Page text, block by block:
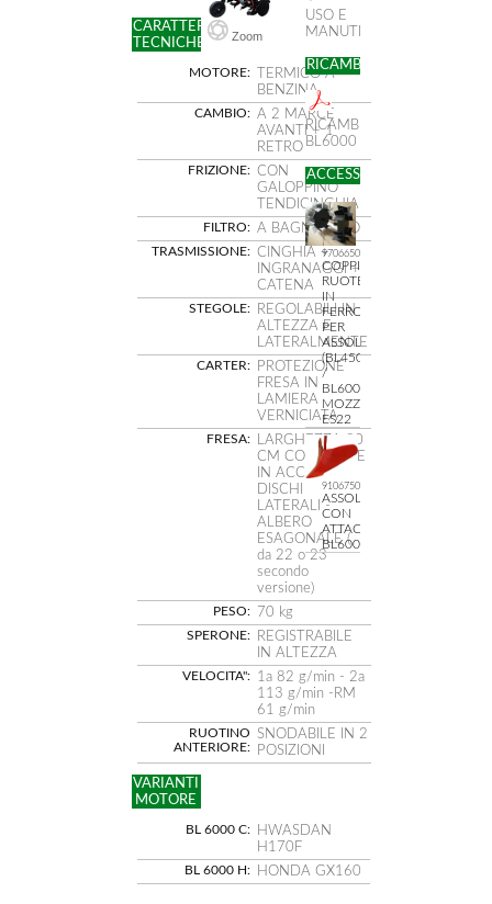
CARATTERISTICHE
TECNICHE
MOTORE:
TERMICO A
BENZINA
CAMBIO: A 2 MARCE
AVANTI + 1
RETRO
FRIZIONE: CON
GALOPPINO
TENDICINGHIA
FILTRO: A BAGNO OLIO
TRASMISSIONE: CINGHIA +
INGRANAGGI +
CATENA
STEGOLE:
REGOLABILI IN
ALTEZZA E
LATERALMENTE
CARTER:
PROTEZIONE
FRESA IN
LAMIERA
VERNICIATA
FRESA:
LARGHEZZA 80
CM CON ZAPPE
IN ACCIAIO E
DISCHI
LATERALI -
ALBERO
ESAGONALE (
da 22 o 23
secondo
versione)
PESO: 70 kg
SPERONE:
REGISTRABILE
IN ALTEZZA
VELOCITA":
1a 82 g/min - 2a
113 g/min -RM
61 g/min
RUOTINO
ANTERIORE:
SNODABILE IN 2
POSIZIONI
VARIANTI
MOTORE
BL 6000 C:
HWASDAN
H170F
BL 6000 H: HONDA GX160
Zoom
USO E
MANUTENZIONE
RICAMBI
RICAMBI
BL6000
ACCESSORI
97066500
COPPIA
RUOTE
IN
FERRO
PER
ASSOLCATURA
(BL450
/
BL6000)
MOZZO
ES22
91067500
ASSOLCATORE
CON
ATTACCO
BL6000